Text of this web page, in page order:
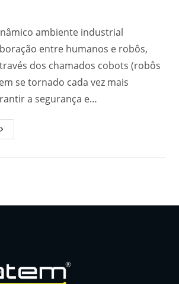
ambiente industrial
entre humanos e robôs,
dos chamados cobots (robôs
se tornado cada vez mais
a segurança e…